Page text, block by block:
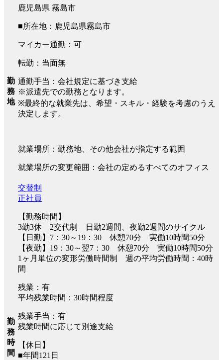
勤
務
地
鹿児島県 霧島市
■所在地：鹿児島県霧島市
マイカー通勤：可
転勤：当面無
通勤手当：会社規定に基づき支給
※派遣先での勤務となります。
※最終的な就業先は、希望・スキル・経験を考慮のうえ
決定します。
就業場所：勤務地、その他会社が指定する範囲
就業場所の変更範囲：会社の定めるすべてのオフィス
勤
務
時
間
交替制
正社員
【勤務時間】
3勤3休 2交代制 日勤2週間、夜勤2週間のサイクル
【日勤】7：30～19：30 休憩70分 実働10時間50分
【夜勤】19：30～翌7：30 休憩70分 実働10時間50分
1ヶ月単位の変形労働時間制 週の平均労働時間：40時
間
残業：有
平均残業時間：30時間程度
残業手当：有
残業時間に応じて別途支給
【休日】
■年間121日